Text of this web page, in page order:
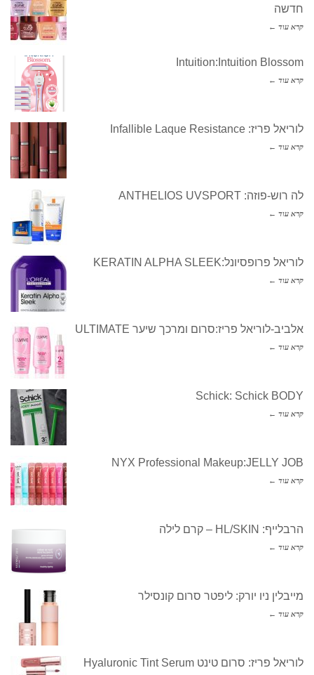
חדשה
קרא עוד ←
Intuition:Intuition Blossom
קרא עוד ←
לוריאל פריז: Infallible Laque Resistance
קרא עוד ←
לה רוש-פוזה: ANTHELIOS UVSPORT
קרא עוד ←
לוריאל פרופסיונל:KERATIN ALPHA SLEEK
קרא עוד ←
אלביב-לוריאל פריז:סרום ומרכך שיער ULTIMATE
קרא עוד ←
Schick: Schick BODY
קרא עוד ←
NYX Professional Makeup:JELLY JOB
קרא עוד ←
הרבלייף: HL/SKIN – קרם לילה
קרא עוד ←
מייבלין ניו יורק: ליפטר סרום קונסילר
קרא עוד ←
לוריאל פריז: סרום טינט Hyaluronic Tint Serum